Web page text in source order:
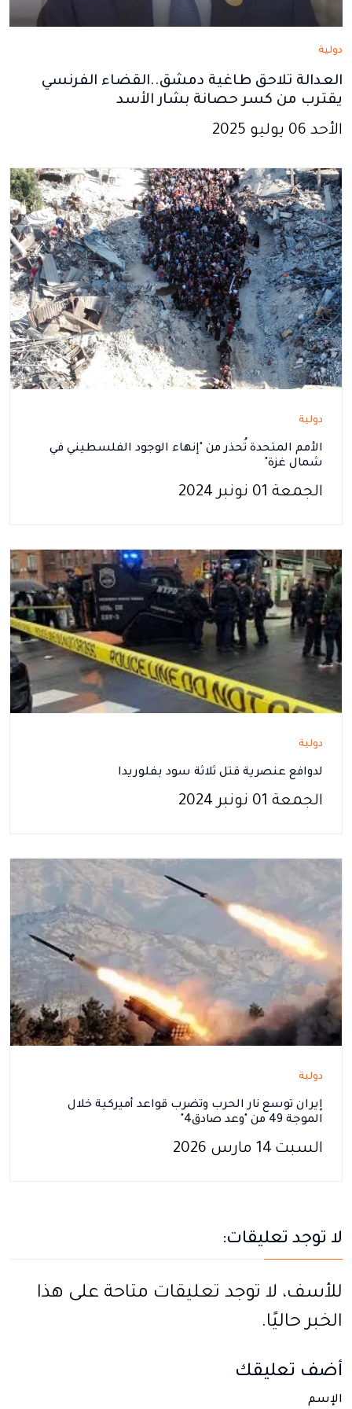
دولية
العدالة تلاحق طاغية دمشق..القضاء الفرنسي
يقترب من كسر حصانة بشار الأسد
الأحد 06 يوليو 2025
دولية
الأمم المتحدة تُحذر من "إنهاء الوجود الفلسطيني في
شمال غزة"
الجمعة 01 نونبر 2024
دولية
لدوافع عنصرية قتل ثلاثة سود بفلوريدا
الجمعة 01 نونبر 2024
دولية
إيران توسع نار الحرب وتضرب قواعد أميركية خلال
الموجة 49 من "وعد صادق4"
السبت 14 مارس 2026
لا توجد تعليقات:
للأسف، لا توجد تعليقات متاحة على هذا
الخبر حاليًا.
أضف تعليقك
الإسم